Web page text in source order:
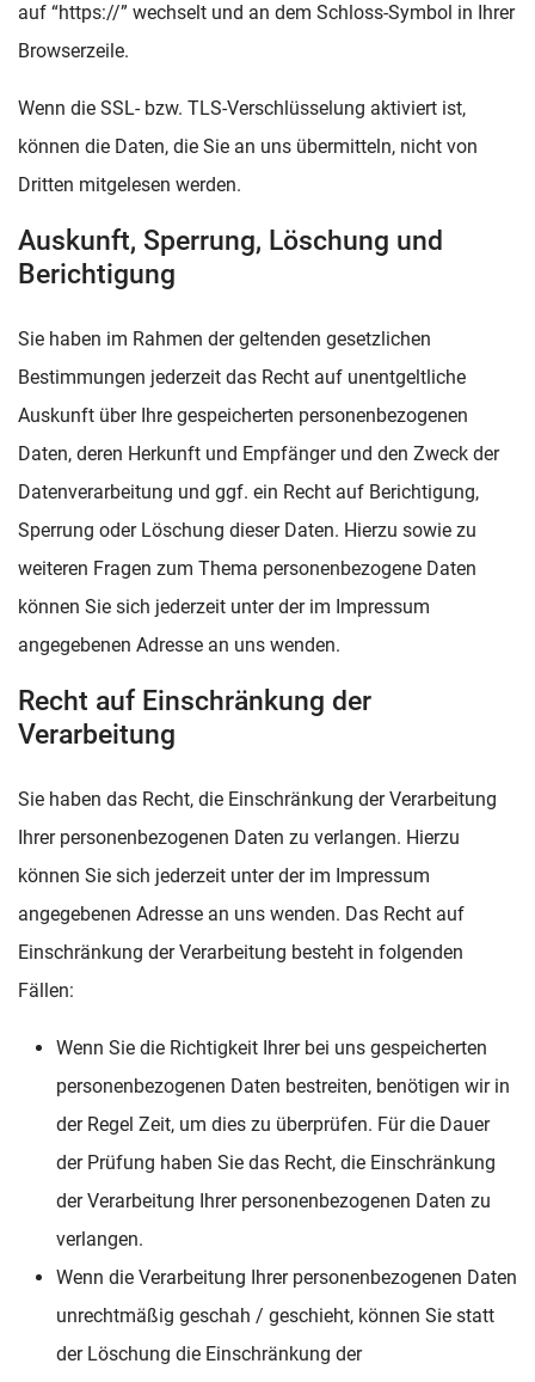
auf “https://” wechselt und an dem Schloss-Symbol in Ihrer
Browserzeile.
Wenn die SSL- bzw. TLS-Verschlüsselung aktiviert ist,
können die Daten, die Sie an uns übermitteln, nicht von
Dritten mitgelesen werden.
Auskunft, Sperrung, Löschung und
Berichtigung
Sie haben im Rahmen der geltenden gesetzlichen
Bestimmungen jederzeit das Recht auf unentgeltliche
Auskunft über Ihre gespeicherten personenbezogenen
Daten, deren Herkunft und Empfänger und den Zweck der
Datenverarbeitung und ggf. ein Recht auf Berichtigung,
Sperrung oder Löschung dieser Daten. Hierzu sowie zu
weiteren Fragen zum Thema personenbezogene Daten
können Sie sich jederzeit unter der im Impressum
angegebenen Adresse an uns wenden.
Recht auf Einschränkung der
Verarbeitung
Sie haben das Recht, die Einschränkung der Verarbeitung
Ihrer personenbezogenen Daten zu verlangen. Hierzu
können Sie sich jederzeit unter der im Impressum
angegebenen Adresse an uns wenden. Das Recht auf
Einschränkung der Verarbeitung besteht in folgenden
Fällen:
Wenn Sie die Richtigkeit Ihrer bei uns gespeicherten
personenbezogenen Daten bestreiten, benötigen wir in
der Regel Zeit, um dies zu überprüfen. Für die Dauer
der Prüfung haben Sie das Recht, die Einschränkung
der Verarbeitung Ihrer personenbezogenen Daten zu
verlangen.
Wenn die Verarbeitung Ihrer personenbezogenen Daten
unrechtmäßig geschah / geschieht, können Sie statt
der Löschung die Einschränkung der